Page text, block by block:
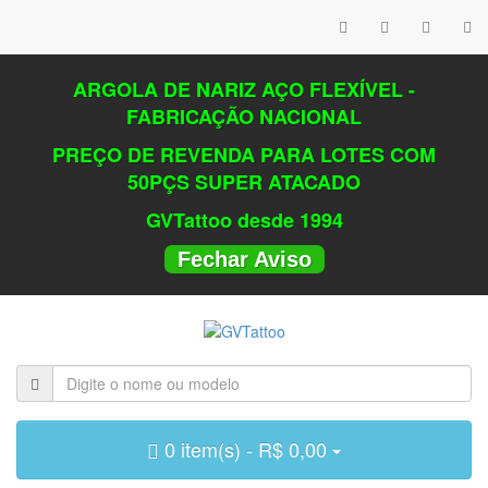
ARGOLA DE NARIZ AÇO FLEXÍVEL -
FABRICAÇÃO NACIONAL
PREÇO DE REVENDA PARA LOTES COM
50PÇS SUPER ATACADO
GVTattoo desde 1994
Fechar Aviso
0 item(s) - R$ 0,00